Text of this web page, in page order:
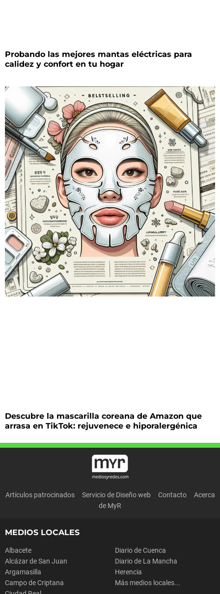
Probando las mejores mantas eléctricas para
calidez y confort en tu hogar
Descubre la mascarilla coreana de Amazon que
arrasa en TikTok: rejuvenece e hiporalergénica
Artículos patrocinados Servicio de Diseño web Contacto
Acerca
de MyR
MEDIOS LOCALES
Albacete
Alcázar de San Juan
Argamasilla
Campo de Criptana
Diario de Cuenca
Diario de La Mancha
Herencia
Más medios locales...